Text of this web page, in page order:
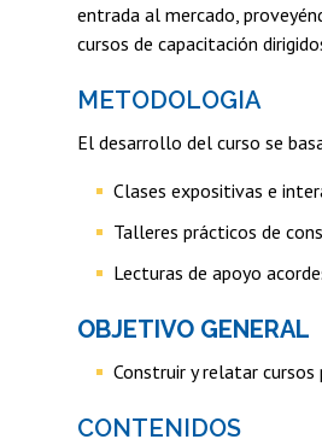
entrada al mercado,
cursos de capacitación
METODOLOGIA
El desarrollo del curso se
Clases expositivas e
Talleres prácticos de
Lecturas de apoyo
OBJETIVO GENERAL
Construir y relatar
CONTENIDOS